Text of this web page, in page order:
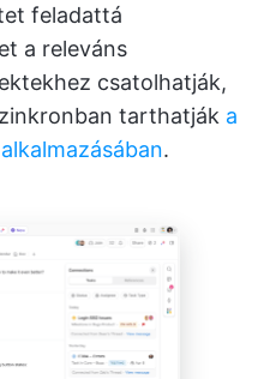
feladattá
a releváns
csatolhatják,
tarthatják a
.